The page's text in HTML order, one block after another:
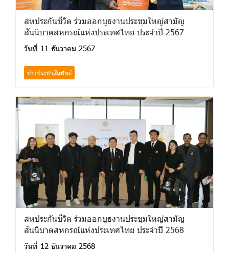
สหประกันชีวิต ร่วมออกบูธงานประชุมใหญ่สามัญ
สันนิบาตสหกรณ์แห่งประเทศไทย ประจำปี 2567
วันที่ 11 ธันวาคม 2567
ข่าวประชาสัมพันธ์
สหประกันชีวิต ร่วมออกบูธงานประชุมใหญ่สามัญ
สันนิบาตสหกรณ์แห่งประเทศไทย ประจำปี 2568
วันที่ 12 ธันวาคม 2568